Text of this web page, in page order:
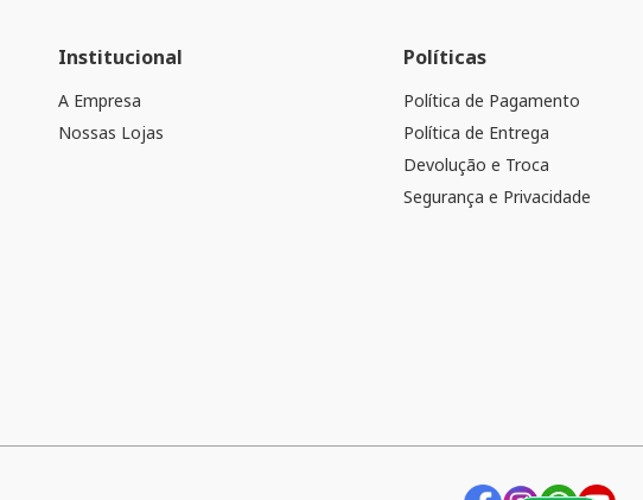
Institucional
A Empresa
Nossas Lojas
Políticas
Política de Pagamento
Política de Entrega
Devolução e Troca
Segurança e Privacidade